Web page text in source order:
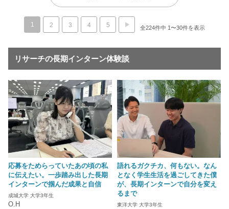
1 2 3 4 5 全224件中 1〜30件を表示
リサーチの長期インターン体験談
応募をためらっていたあの頃の私
に伝えたい。一歩踏み出した長期
インターンで掴んだ成果と自信
成城大学 大学3年生
O.H
語れるガクチカ、何もない。なん
となく学生生活を過ごしてきた僕
が、長期インターンで自分を変え
るまで
東洋大学 大学3年生